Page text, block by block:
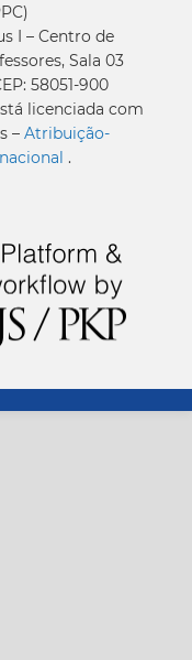
I – Centro de
Sala 03
58051-900
licenciada com
– Atribuição-
.